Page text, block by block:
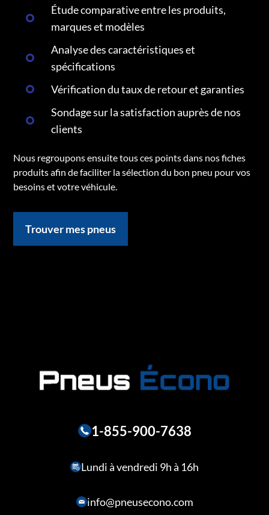
Étude comparative entre les produits,
marques et modèles
Analyse des caractéristiques et
spécifications
Vérification du taux de retour et garanties
Sondage sur la satisfaction auprès de nos
clients
Nous regroupons ensuite tous ces points dans nos fiches
produits afin de faciliter la sélection du bon pneu pour vos
besoins et votre véhicule.
Trouver mes pneus
1-855-900-7638
Lundi à vendredi 9h à 16h
info@pneusecono.com